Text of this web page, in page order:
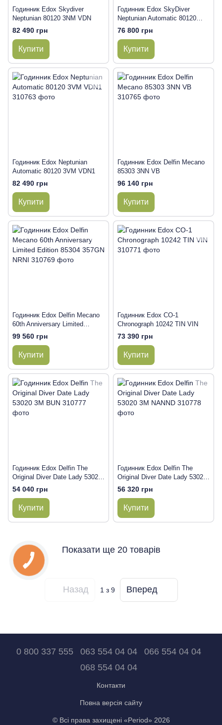
Годинник Edox Skydiver
Neptunian 80120 3NM VDN
82 490 грн
Купити
Годинник Edox SkyDiver
Neptunian Automatic 80120
3NCA VDN
76 800 грн
Купити
Годинник Edox Neptunian
Automatic 80120 3VM VDN1
82 490 грн
Купити
Годинник Edox Delfin Mecano
85303 3NN VB
96 140 грн
Купити
Годинник Edox Delfin Mecano
60th Anniversary Limited
Edition 85304 357GN NRNI
99 560 грн
Купити
Годинник Edox CO-1
Chronograph 10242 TIN VIN
73 390 грн
Купити
Годинник Edox Delfin The
Original Diver Date Lady 53020
3M BUN
54 040 грн
Купити
Годинник Edox Delfin The
Original Diver Date Lady 53020
3M NANND
56 320 грн
Купити
Показати ще 20 товарів
Назад 1 з 9 Вперед
0 800 337 555 063 554 04 04
066 554 04 04
068 554 04 04
Контакти
Повна версія сайту
© Всі права захищені «Period» 2026